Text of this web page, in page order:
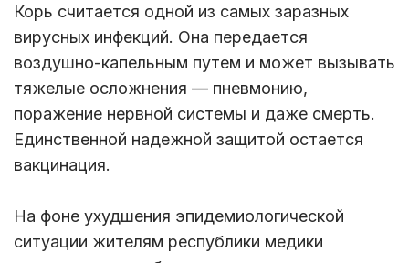
Корь считается одной из самых заразных
вирусных инфекций. Она передается
воздушно-капельным путем и может вызывать
тяжелые осложнения — пневмонию,
поражение нервной системы и даже смерть.
Единственной надежной защитой остается
вакцинация.
На фоне ухудшения эпидемиологической
ситуации жителям республики медики